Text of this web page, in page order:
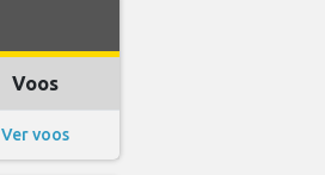
Voos
Ver voos